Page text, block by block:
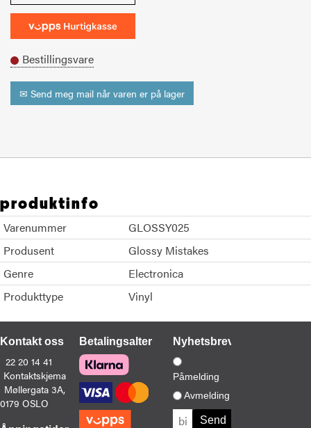
Bestillingsvare
✉ Send meg mail når varen er på lager
produktinfo
Varenummer
GLOSSY025
Produsent
Glossy Mistakes
Genre
Electronica
Produkttype
Vinyl
Kontakt oss
22 20 14 41
Kontaktskjema
Møllergata 3A,
0179 OSLO
BetalingsalternativerNyhetsbrev
Påmelding
Avmelding